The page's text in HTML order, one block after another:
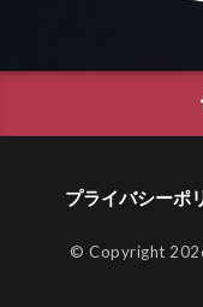
プライバシーポ
© Copyright